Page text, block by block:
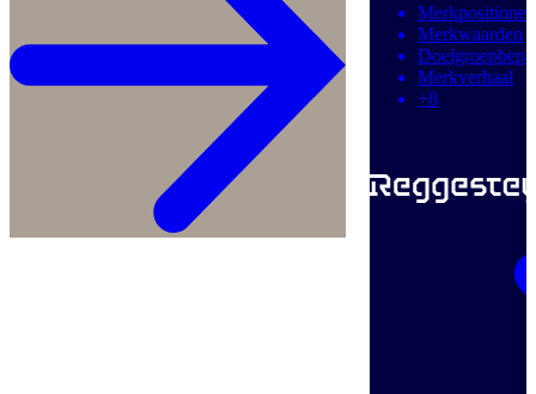
Merkwaarden
Merkverhaal
+8